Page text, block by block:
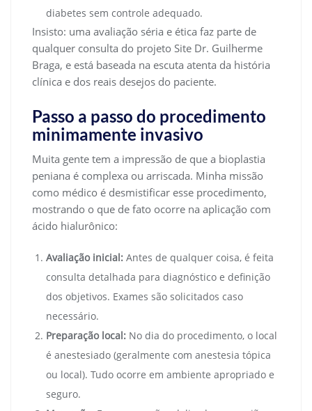
diabetes sem controle adequado.
Insisto: uma avaliação séria e ética faz parte de
qualquer consulta do projeto Site Dr. Guilherme
Braga, e está baseada na escuta atenta da história
clínica e dos reais desejos do paciente.
Passo a passo do procedimento
minimamente invasivo
Muita gente tem a impressão de que a bioplastia
peniana é complexa ou arriscada. Minha missão
como médico é desmistificar esse procedimento,
mostrando o que de fato ocorre na aplicação com
ácido hialurônico:
Avaliação inicial: Antes de qualquer coisa, é feita
consulta detalhada para diagnóstico e definição
dos objetivos. Exames são solicitados caso
necessário.
Preparação local: No dia do procedimento, o local
é anestesiado (geralmente com anestesia tópica
ou local). Tudo ocorre em ambiente apropriado e
seguro.